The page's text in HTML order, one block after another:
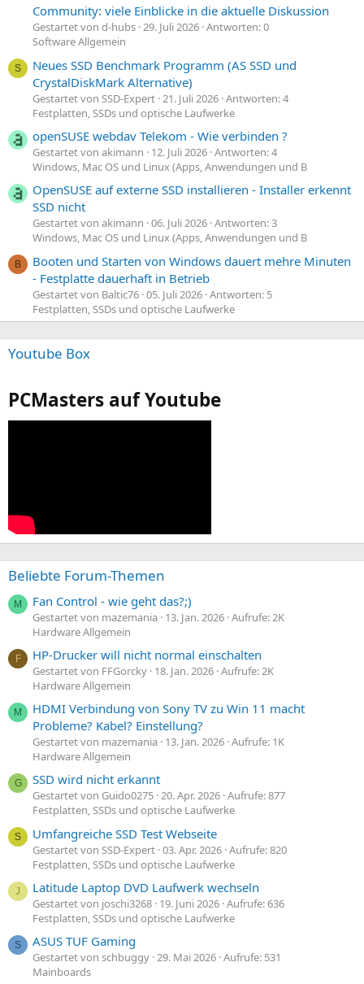
Community: viele Einblicke in die aktuelle Diskussion
Gestartet von d-hubs 29. Juli 2026 Antworten: 0
Software Allgemein
S
Neues SSD Benchmark Programm (AS SSD und
CrystalDiskMark Alternative)
Gestartet von SSD-Expert 21. Juli 2026 Antworten: 4
Festplatten, SSDs und optische Laufwerke
openSUSE webdav Telekom - Wie verbinden ?
Gestartet von akimann 12. Juli 2026 Antworten: 4
Windows, Mac OS und Linux (Apps, Anwendungen und B
OpenSUSE auf externe SSD installieren - Installer erkennt
SSD nicht
Gestartet von akimann 06. Juli 2026 Antworten: 3
Windows, Mac OS und Linux (Apps, Anwendungen und B
B
Booten und Starten von Windows dauert mehre Minuten
- Festplatte dauerhaft in Betrieb
Gestartet von Baltic76 05. Juli 2026 Antworten: 5
Festplatten, SSDs und optische Laufwerke
Youtube Box
PCMasters auf Youtube
Beliebte Forum-Themen
M Fan Control - wie geht das?;)
Gestartet von mazemania 13. Jan. 2026 Aufrufe: 2K
Hardware Allgemein
F HP-Drucker will nicht normal einschalten
Gestartet von FFGorcky 18. Jan. 2026 Aufrufe: 2K
Hardware Allgemein
M
HDMI Verbindung von Sony TV zu Win 11 macht
Probleme? Kabel? Einstellung?
Gestartet von mazemania 13. Jan. 2026 Aufrufe: 1K
Hardware Allgemein
G SSD wird nicht erkannt
Gestartet von Guido0275 20. Apr. 2026 Aufrufe: 877
Festplatten, SSDs und optische Laufwerke
S Umfangreiche SSD Test Webseite
Gestartet von SSD-Expert 03. Apr. 2026 Aufrufe: 820
Festplatten, SSDs und optische Laufwerke
J Latitude Laptop DVD Laufwerk wechseln
Gestartet von joschi3268 19. Juni 2026 Aufrufe: 636
Festplatten, SSDs und optische Laufwerke
S ASUS TUF Gaming
Gestartet von schbuggy 29. Mai 2026 Aufrufe: 531
Mainboards